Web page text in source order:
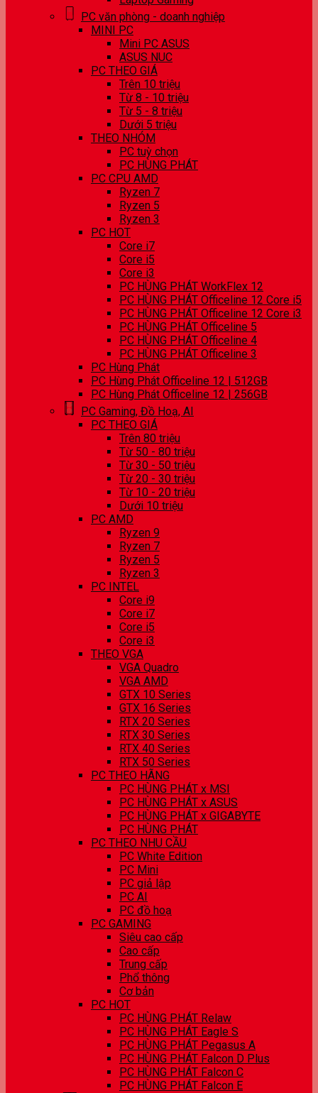
PC văn phòng - doanh nghiệp
MINI PC
Mini PC ASUS
ASUS NUC
PC THEO GIÁ
Trên 10 triệu
Từ 8 - 10 triệu
Từ 5 - 8 triệu
Dưới 5 triệu
THEO NHÓM
PC tuỳ chọn
PC HÙNG PHÁT
PC CPU AMD
Ryzen 7
Ryzen 5
Ryzen 3
PC HOT
Core i7
Core i5
Core i3
PC HÙNG PHÁT WorkFlex 12
PC HÙNG PHÁT Officeline 12 Core i5
PC HÙNG PHÁT Officeline 12 Core i3
PC HÙNG PHÁT Officeline 5
PC HÙNG PHÁT Officeline 4
PC HÙNG PHÁT Officeline 3
PC Hùng Phát
PC Hùng Phát Officeline 12 | 512GB
PC Hùng Phát Officeline 12 | 256GB
PC Gaming, Đồ Hoạ, AI
PC THEO GIÁ
Trên 80 triệu
Từ 50 - 80 triệu
Từ 30 - 50 triệu
Từ 20 - 30 triệu
Từ 10 - 20 triệu
Dưới 10 triệu
PC AMD
Ryzen 9
Ryzen 7
Ryzen 5
Ryzen 3
PC INTEL
Core i9
Core i7
Core i5
Core i3
THEO VGA
VGA Quadro
VGA AMD
GTX 10 Series
GTX 16 Series
RTX 20 Series
RTX 30 Series
RTX 40 Series
RTX 50 Series
PC THEO HÃNG
PC HÙNG PHÁT x MSI
PC HÙNG PHÁT x ASUS
PC HÙNG PHÁT x GIGABYTE
PC HÙNG PHÁT
PC THEO NHU CẦU
PC White Edition
PC Mini
PC giả lập
PC AI
PC đồ hoạ
PC GAMING
Siêu cao cấp
Cao cấp
Trung cấp
Phổ thông
Cơ bản
PC HOT
PC HÙNG PHÁT Relaw
PC HÙNG PHÁT Eagle S
PC HÙNG PHÁT Pegasus A
PC HÙNG PHÁT Falcon D Plus
PC HÙNG PHÁT Falcon C
PC HÙNG PHÁT Falcon E